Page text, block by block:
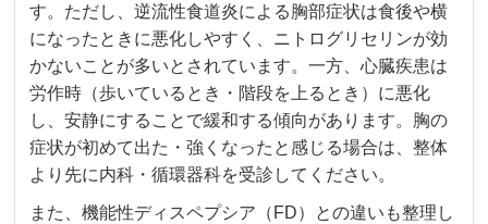
す。ただし、逆流性食道炎による胸部症状は食後や横
になったときに悪化しやすく、ニトログリセリンが効
かないことが多いとされています。一方、心臓疾患は
労作時（歩いているとき・階段を上るとき）に悪化
し、安静にすることで緩和する傾向があります。胸の
症状が初めて出た・強くなったと感じる場合は、整体
より先に内科・循環器科を受診してください。
また、機能性ディスペプシア（FD）との違いも整理し